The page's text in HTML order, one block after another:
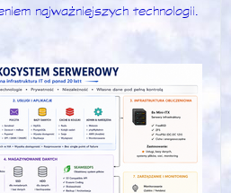
najważniejszych technologii.